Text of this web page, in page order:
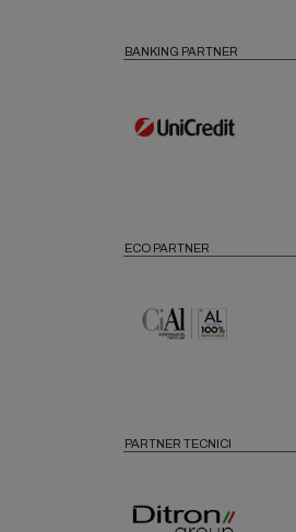
BANKING PARTNER
ECO PARTNER
PARTNER TECNICI